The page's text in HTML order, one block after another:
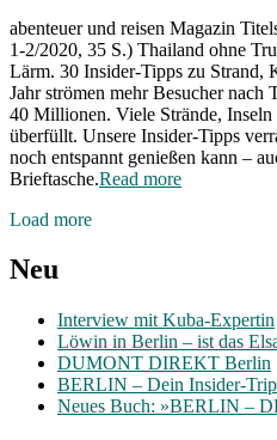
abenteuer und reisen Magazin
1-2/2020, 35 S.) Thailand ohne
Lärm. 30 Insider-Tipps zu Strand,
Jahr strömen mehr Besucher nach
40 Millionen. Viele Strände,
überfüllt. Unsere Insider-Tipps
noch entspannt genießen kann –
Brieftasche.Read more
Posts
Load more
Neu
Interview mit Kuba-Expertin
Löwin in Berlin – ist das
DUMONT DIREKT Berlin
BERLIN – Dein Insider-Trip
Neues Buch: »BERLIN –